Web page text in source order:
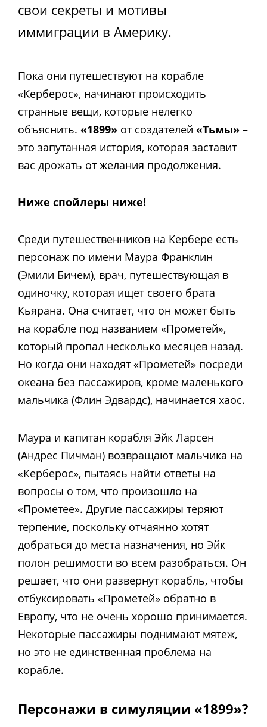
свои секреты и мотивы
иммиграции в Америку.
Пока они путешествуют на корабле
«Керберос», начинают происходить
странные вещи, которые нелегко
объяснить. «1899» от создателей «Тьмы» –
это запутанная история, которая заставит
вас дрожать от желания продолжения.
Ниже спойлеры ниже!
Среди путешественников на Кербере есть
персонаж по имени Маура Франклин
(Эмили Бичем), врач, путешествующая в
одиночку, которая ищет своего брата
Кьярана. Она считает, что он может быть
на корабле под названием «Прометей»,
который пропал несколько месяцев назад.
Но когда они находят «Прометей» посреди
океана без пассажиров, кроме маленького
мальчика (Флин Эдвардс), начинается хаос.
Маура и капитан корабля Эйк Ларсен
(Андрес Пичман) возвращают мальчика на
«Керберос», пытаясь найти ответы на
вопросы о том, что произошло на
«Прометее». Другие пассажиры теряют
терпение, поскольку отчаянно хотят
добраться до места назначения, но Эйк
полон решимости во всем разобраться. Он
решает, что они развернут корабль, чтобы
отбуксировать «Прометей» обратно в
Европу, что не очень хорошо принимается.
Некоторые пассажиры поднимают мятеж,
но это не единственная проблема на
корабле.
Персонажи в симуляции «1899»?